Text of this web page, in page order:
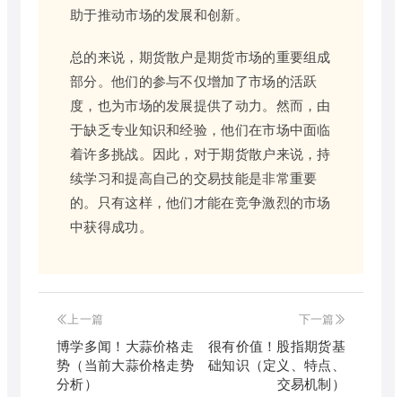
助于推动市场的发展和创新。
总的来说，期货散户是期货市场的重要组成
部分。他们的参与不仅增加了市场的活跃
度，也为市场的发展提供了动力。然而，由
于缺乏专业知识和经验，他们在市场中面临
着许多挑战。因此，对于期货散户来说，持
续学习和提高自己的交易技能是非常重要
的。只有这样，他们才能在竞争激烈的市场
中获得成功。
上一篇
博学多闻！大蒜价格走
势（当前大蒜价格走势
分析）
下一篇
很有价值！股指期货基
础知识（定义、特点、
交易机制）